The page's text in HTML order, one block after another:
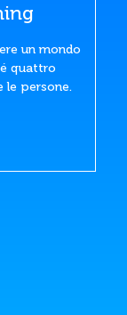
un mondo
quattro
le persone.